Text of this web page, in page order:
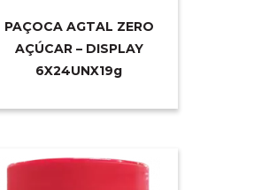
PAÇOCA AGTAL ZERO
AÇÚCAR – DISPLAY
6X24UNX19g